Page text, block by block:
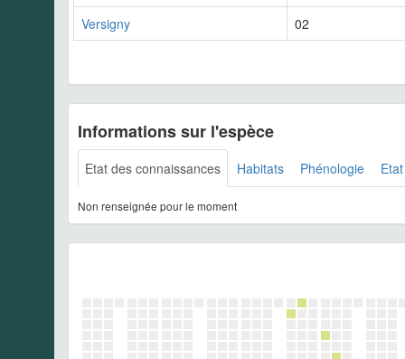
Versigny
02
Informations sur l'espèce
Etat des connaissances Habitats Phénologie
Non renseignée pour le moment